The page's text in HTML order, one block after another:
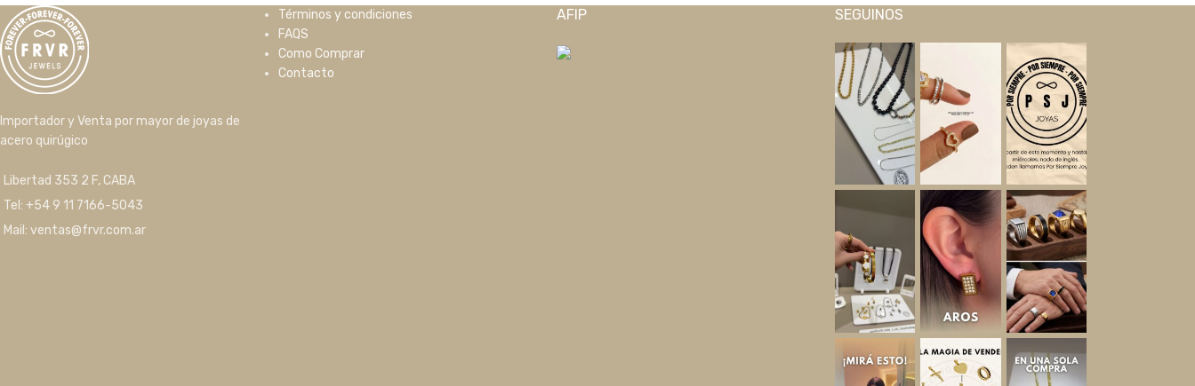
Importador y Venta por mayor de joyas de
acero quirúgico
Libertad 353 2 F, CABA
Tel: +54 9 11 7166-5043
Mail: ventas@frvr.com.ar
Términos y condiciones
FAQS
Como Comprar
Contacto
AFIP SEGUINOS